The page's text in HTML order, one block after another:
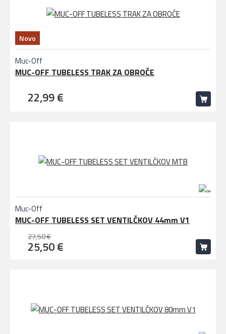
Novo
Muc-Off
MUC-OFF TUBELESS TRAK ZA OBROČE
22,99 €
Muc-Off
MUC-OFF TUBELESS SET VENTILČKOV 44mm V1
27,50 €
25,50 €